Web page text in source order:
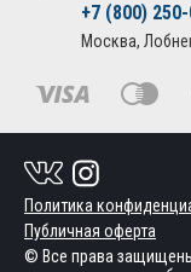
+7 (800)
Москва,
Политика
Публичная оферта
© Все права